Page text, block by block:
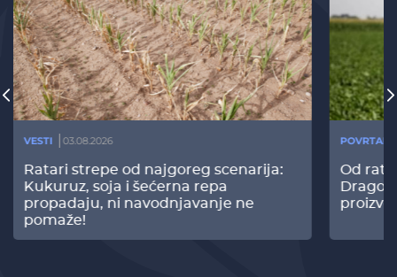
VESTI 03.08.2026
Ratari strepe od najgoreg scenarija:
Kukuruz, soja i šećerna repa
propadaju, ni navodnjavanje ne
pomaže!
Od